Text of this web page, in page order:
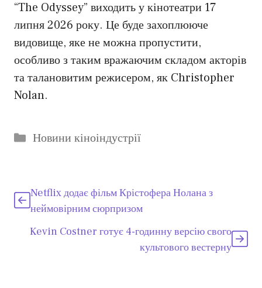
“The Odyssey” виходить у кінотеатри 17
липня 2026 року. Це буде захоплююче
видовище, яке не можна пропустити,
особливо з таким вражаючим складом акторів
та талановитим режисером, як Christopher
Nolan.
Категорії
Новини кіноіндустрії
Netflix додає фільм Крістофера Нолана з
неймовірним сюрпризом
Kevin Costner готує 4-годинну версію свого
культового вестерну